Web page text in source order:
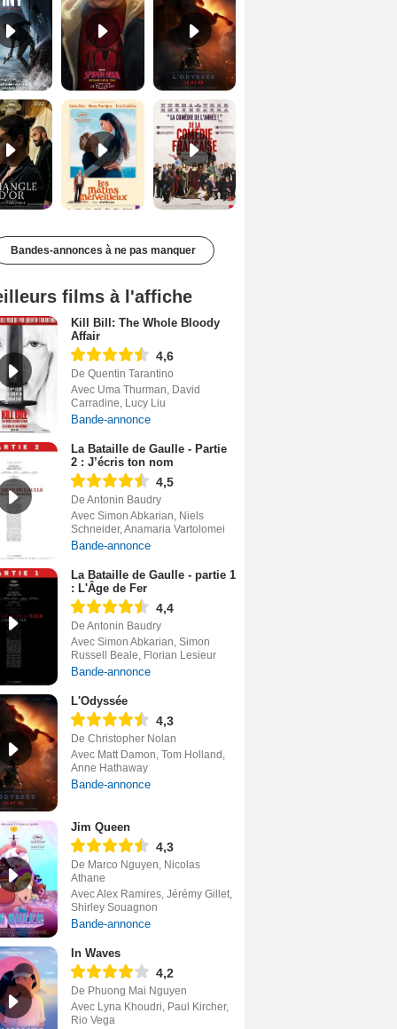
Le Triangle d'or Bande-annonce VF De la Comédie-Française Teaser VF
Bandes-annonces à ne pas manquer
films à l'affiche
Kill Bill: The Whole Bloody
Affair
4,6
De Quentin Tarantino
Avec Uma Thurman, David
Carradine, Lucy Liu
Bande-annonce
La Bataille de Gaulle - Partie
2 : J’écris ton nom
4,5
De Antonin Baudry
Avec Simon Abkarian, Niels
Schneider, Anamaria Vartolomei
Bande-annonce
La Bataille de Gaulle - partie 1
: L'Âge de Fer
4,4
De Antonin Baudry
Avec Simon Abkarian, Simon
Russell Beale, Florian Lesieur
Bande-annonce
L'Odyssée
4,3
De Christopher Nolan
Avec Matt Damon, Tom Holland,
Anne Hathaway
Bande-annonce
Jim Queen
4,3
De Marco Nguyen, Nicolas
Athane
Avec Alex Ramires, Jérémy Gillet,
Shirley Souagnon
Bande-annonce
In Waves
4,2
De Phuong Mai Nguyen
Avec Lyna Khoudri, Paul Kircher,
Rio Vega